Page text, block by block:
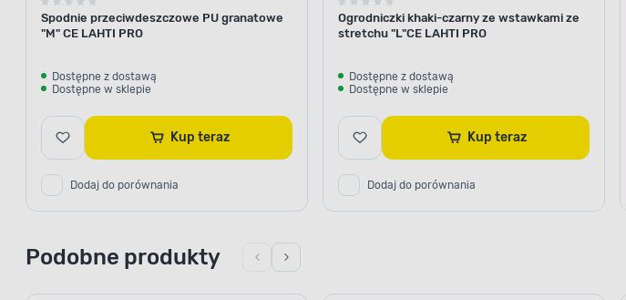
Spodnie przeciwdeszczowe PU granatowe
"M" CE LAHTI PRO
Dostępne z dostawą
Dostępne w sklepie
Kup teraz
Dodaj do porównania
Ogrodniczki khaki-czarny ze wstawkami ze
stretchu "L"CE LAHTI PRO
Dostępne z dostawą
Dostępne w sklepie
Kup teraz
Dodaj do porównania
Podobne produkty